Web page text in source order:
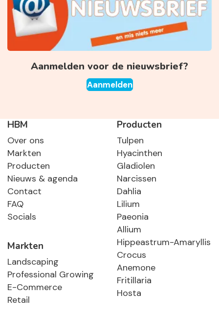
Aanmelden voor de nieuwsbrief?
Aanmelden
HBM
Over ons
Markten
Producten
Nieuws & agenda
Contact
FAQ
Socials
Markten
Landscaping
Professional Growing
E-Commerce
Retail
Producten
Tulpen
Hyacinthen
Gladiolen
Narcissen
Dahlia
Lilium
Paeonia
Allium
Hippeastrum-Amaryllis
Crocus
Anemone
Fritillaria
Hosta